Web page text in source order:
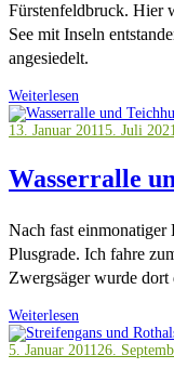
Fürstenfeldbruck. Hier
See mit Inseln
angesiedelt.
Weiterlesen
13. Januar 20115. Juli
Wasserralle
Nach fast
Plusgrade. Ich fahre
Zwergsäger wurde dort
Weiterlesen
5. Januar 201126.